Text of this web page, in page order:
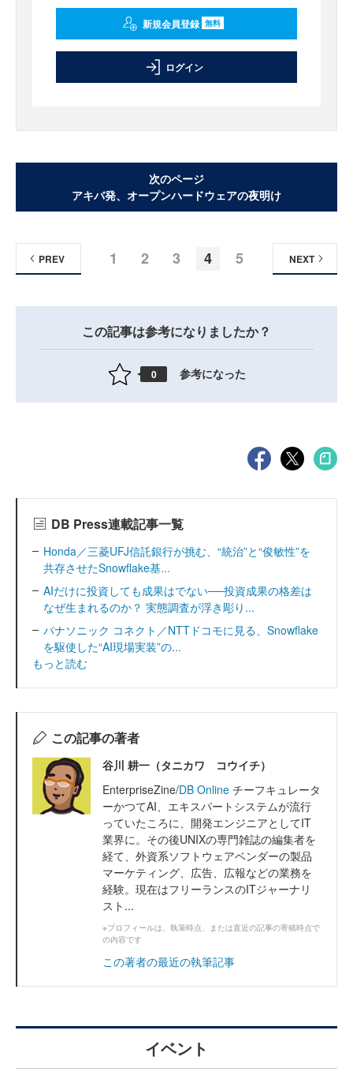
新規会員登録 無料
ログイン
次のページ
アキバ発、オープンハードウェアの夜明け
1 2 3 4 5
PREV NEXT
この記事は参考になりましたか？
0 参考になった
DB Press連載記事一覧
Honda／三菱UFJ信託銀行が挑む、“統治”と“俊敏性”を
共存させたSnowflake基...
AIだけに投資しても成果はでない──投資成果の格差は
なぜ生まれるのか？ 実態調査が浮き彫り...
パナソニック コネクト／NTTドコモに見る、Snowflake
を駆使した“AI現場実装”の...
もっと読む
この記事の著者
谷川 耕一（タニカワ コウイチ）
EnterpriseZine/DB Online チーフキュレータ
ーかつてAI、エキスパートシステムが流行
っていたころに、開発エンジニアとしてIT
業界に。その後UNIXの専門雑誌の編集者を
経て、外資系ソフトウェアベンダーの製品
マーケティング、広告、広報などの業務を
経験。現在はフリーランスのITジャーナリ
スト...
※プロフィールは、執筆時点、または直近の記事の寄稿時点で
の内容です
この著者の最近の執筆記事
イベント